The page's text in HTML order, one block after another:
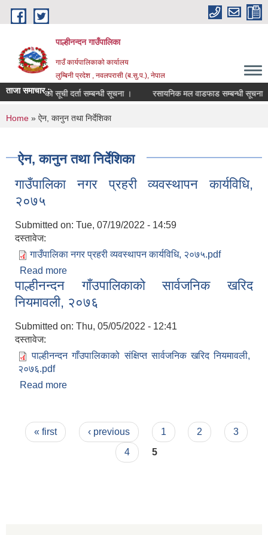
Skip to main content
पाल्हीनन्दन गाउँपालिका
गाउँ कार्यपालिकाको कार्यालय
लुम्बिनी प्रदेश , नवलपरासी (ब.सु.प.), नेपाल
ताजा समाचार :
प्रशिक्षकको सूची दर्ता सम्बन्धी सूचना । रसायनिक मल वाडफाड सम्बन्धी सूचना ।
You are here
Home » ऐन, कानुन तथा निर्देशिका
ऐन, कानुन तथा निर्देशिका
गाउँपालिका नगर प्रहरी व्यवस्थापन कार्यविधि,
२०७५
Submitted on: Tue, 07/19/2022 - 14:59
दस्तावेज:
गाउँपालिका नगर प्रहरी व्यवस्थापन कार्यविधि, २०७५.pdf
Read more
२०७५
पाल्हीनन्दन गाँउपालिकाको सार्वजनिक खरिद
नियमावली, २०७६
Submitted on: Thu, 05/05/2022 - 12:41
दस्तावेज:
पाल्हीनन्दन गाँउपालिकाको संक्षिप्त सार्वजनिक खरिद नियमावली,
२०७६.pdf
Read more
Pages
« first ‹ previous 1 2
3
4
5